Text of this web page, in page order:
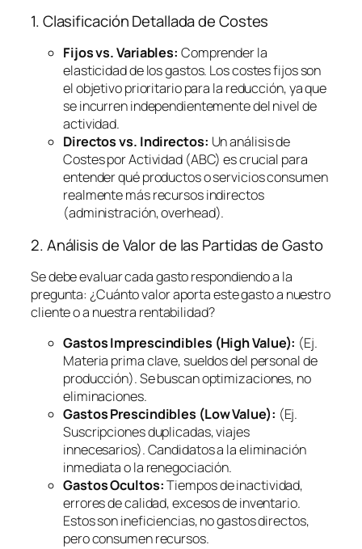
1. Clasificación Detallada de Costes
Fijos vs. Variables: Comprender la
elasticidad de los gastos. Los costes fijos son
el objetivo prioritario para la reducción, ya que
se incurren independientemente del nivel de
actividad.
Directos vs. Indirectos: Un análisis de
Costes por Actividad (ABC) es crucial para
entender qué productos o servicios consumen
realmente más recursos indirectos
(administración,overhead).
2. Análisis de Valor de las Partidas de Gasto
Se debe evaluar cada gasto respondiendo a la
pregunta: ¿Cuánto valor aporta este gasto a nuestro
cliente o a nuestra rentabilidad?
Gastos Imprescindibles (High Value): (Ej.
Materia prima clave, sueldos del personal de
producción). Se buscan optimizaciones, no
eliminaciones.
Gastos Prescindibles (Low Value): (Ej.
Suscripciones duplicadas, viajes
innecesarios). Candidatos a la eliminación
inmediata o la renegociación.
Gastos Ocultos:Tiempos de inactividad,
errores de calidad, excesos de inventario.
Estos son ineficiencias, no gastos directos,
pero consumen recursos.